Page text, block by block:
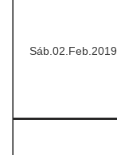
Sáb.02.Feb.2019